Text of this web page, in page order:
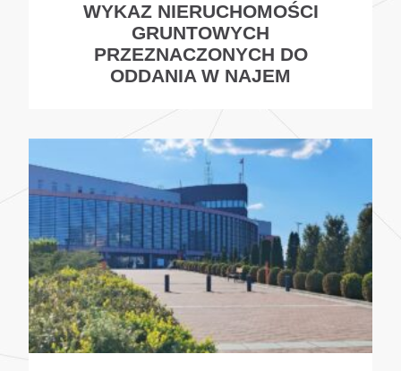
WYKAZ NIERUCHOMOŚCI
GRUNTOWYCH
PRZEZNACZONYCH DO
ODDANIA W NAJEM